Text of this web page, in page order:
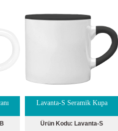
Lavanta-S Seramik Kupa
Ürün Kodu: Lavanta-S